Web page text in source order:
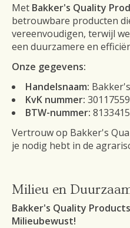
Met Bakker's Quality
betrouwbare producten
vereenvoudigen, terwijl
een duurzamere en
Onze gegevens:
Handelsnaam:
KvK nummer: 30117559
BTW-nummer:
Vertrouw op Bakker's
je nodig hebt in de
Milieu en
Bakker's Quality
Milieubewust!